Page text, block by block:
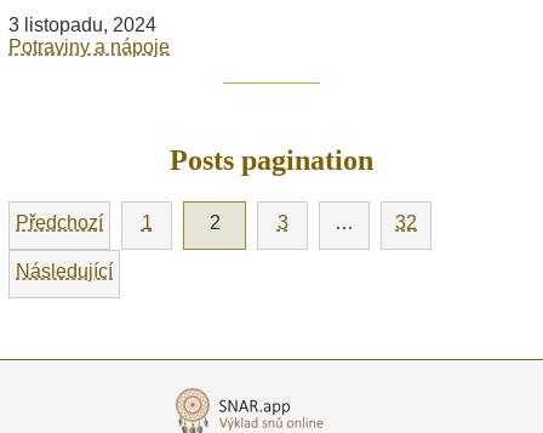
3 listopadu, 2024
Potraviny a nápoje
Posts pagination
Předchozí 1 2 3 … 32
Následující